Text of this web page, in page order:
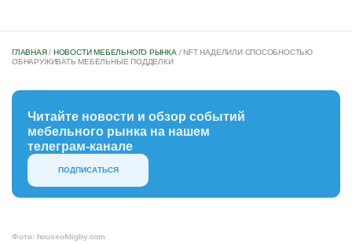
ГЛАВНАЯ/ НОВОСТИ МЕБЕЛЬНОГО РЫНКА / NFT НАДЕЛИЛИ СПОСОБНОСТЬЮ
ОБНАРУЖИВАТЬ МЕБЕЛЬНЫЕ ПОДДЕЛКИ
Читайте новости и обзор событий
мебельного рынка на нашем
телеграм-канале
ПОДПИСАТЬСЯ
Фото: houseofdigby.com